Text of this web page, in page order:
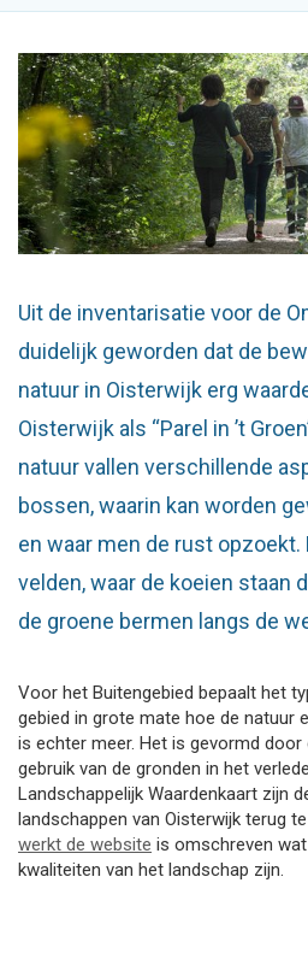
Uit de inventarisatie voor de
duidelijk geworden dat de
natuur in Oisterwijk erg
Oisterwijk als “Parel in ’t
natuur vallen verschillende
bossen, waarin kan worden
en waar men de rust opzoekt.
velden, waar de koeien staan
de groene bermen langs de
Voor het Buitengebied bepaalt het
gebied in grote mate hoe de natuur
is echter meer. Het is gevormd door
gebruik van de gronden in het
Landschappelijk Waardenkaart zijn
landschappen van Oisterwijk terug
werkt de website is omschreven
kwaliteiten van het landschap zijn.